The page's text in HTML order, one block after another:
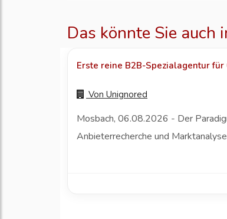
Das könnte Sie auch
Erste reine B2B-Spezialagentur für
Von Unignored
Mosbach, 06.08.2026 - Der
Anbieterrecherche und